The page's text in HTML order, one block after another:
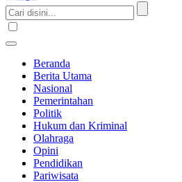
Beranda
Berita Utama
Nasional
Pemerintahan
Politik
Hukum dan Kriminal
Olahraga
Opini
Pendidikan
Pariwisata